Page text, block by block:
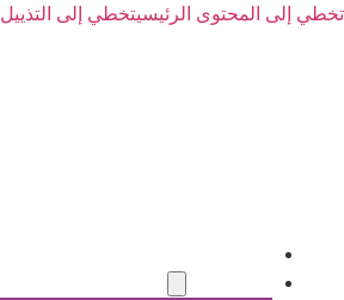
تخطي إلى المحتوى الرئيسيتخطي إلى التذييل